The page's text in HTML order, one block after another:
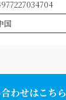
国
わせはこちら